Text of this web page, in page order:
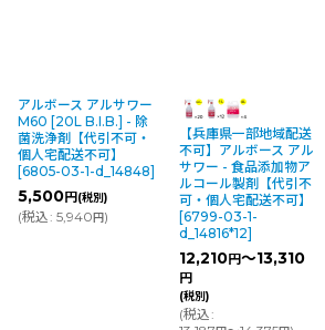
アルボース アルサワー
M60 [20L B.I.B.] - 除
菌洗浄剤【代引不可・
個人宅配送不可】
[6805-03-1-d_14848]
5,500円 (税別)
(税込: 5,940円)
【兵庫県一部地域配送
不可】アルボース アル
サワー - 食品添加物ア
ルコール製剤【代引不
可・個人宅配送不可】
[6799-03-1-
d_14816*12]
12,210円～13,310
円
(税別)
(税込: